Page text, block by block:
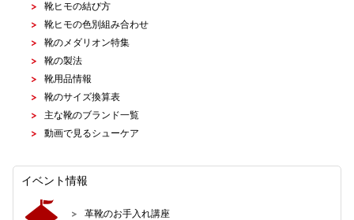
靴ヒモの結び方
靴ヒモの色別組み合わせ
靴のメダリオン特集
靴の製法
靴用品情報
靴のサイズ換算表
主な靴のブランド一覧
動画で見るシューケア
イベント情報
革靴のお手入れ講座